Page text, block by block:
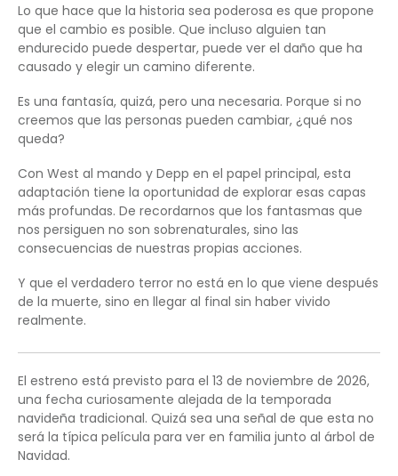
Lo que hace que la historia sea poderosa es que propone
que el cambio es posible. Que incluso alguien tan
endurecido puede despertar, puede ver el daño que ha
causado y elegir un camino diferente.
Es una fantasía, quizá, pero una necesaria. Porque si no
creemos que las personas pueden cambiar, ¿qué nos
queda?
Con West al mando y Depp en el papel principal, esta
adaptación tiene la oportunidad de explorar esas capas
más profundas. De recordarnos que los fantasmas que
nos persiguen no son sobrenaturales, sino las
consecuencias de nuestras propias acciones.
Y que el verdadero terror no está en lo que viene después
de la muerte, sino en llegar al final sin haber vivido
realmente.
El estreno está previsto para el 13 de noviembre de 2026,
una fecha curiosamente alejada de la temporada
navideña tradicional. Quizá sea una señal de que esta no
será la típica película para ver en familia junto al árbol de
Navidad.